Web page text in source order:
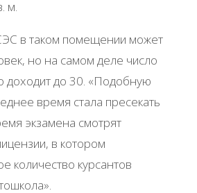
м.
в таком помещении может
но на самом деле число
доходит до 30. «Подобную
время стала пресекать
экзамена смотрят
в котором
количество курсантов